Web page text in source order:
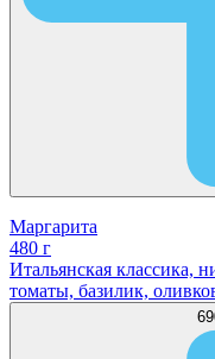
Маргарита
480 г
Итальянская классика,
томаты, базилик,